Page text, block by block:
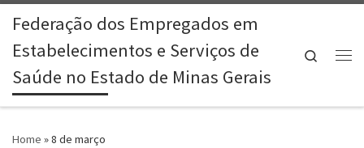
Skip to content
Federação dos Empregados em
Estabelecimentos e Serviços de
Saúde no Estado de Minas Gerais
Search
Home »8 de março